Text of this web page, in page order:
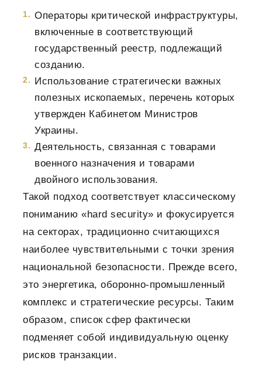
Операторы критической инфраструктуры,
включенные в соответствующий
государственный реестр, подлежащий
созданию.
Использование стратегически важных
полезных ископаемых, перечень которых
утвержден Кабинетом Министров
Украины.
Деятельность, связанная с товарами
военного назначения и товарами
двойного использования.
Такой подход соответствует классическому
пониманию «hard security» и фокусируется
на секторах, традиционно считающихся
наиболее чувствительными с точки зрения
национальной безопасности. Прежде всего,
это энергетика, оборонно-промышленный
комплекс и стратегические ресурсы. Таким
образом, список сфер фактически
подменяет собой индивидуальную оценку
рисков транзакции.